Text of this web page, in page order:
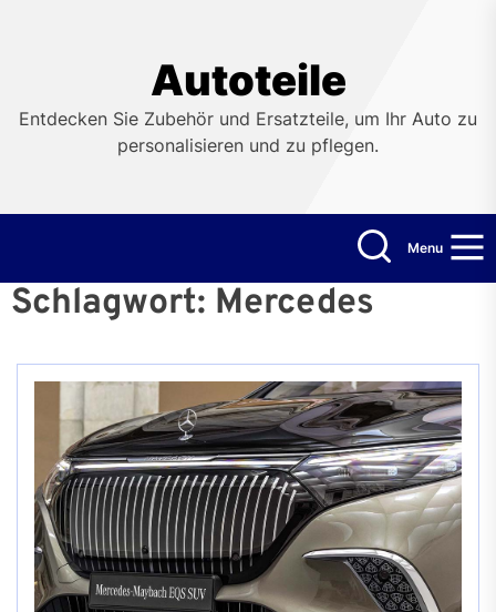
Autoteile
Entdecken Sie Zubehör und Ersatzteile, um Ihr Auto zu
personalisieren und zu pflegen.
Menu
Schlagwort: Mercedes